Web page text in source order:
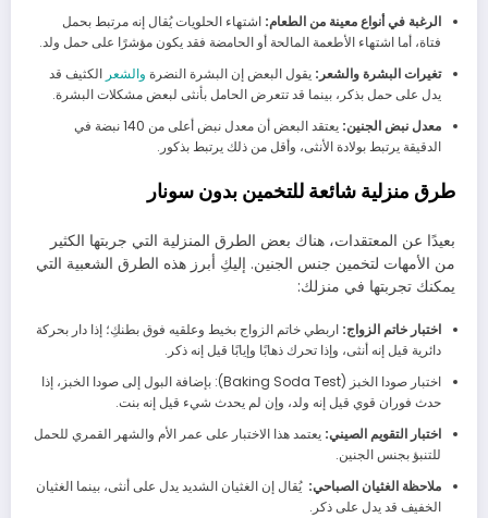
الرغبة في أنواع معينة من الطعام:اشتهاء الحلويات يُقال إنه مرتبط بحمل
فتاة، أما اشتهاء الأطعمة المالحة أو الحامضة فقد يكون مؤشرًا على حمل ولد.
تغيرات البشرة والشعر:يقول البعض إن البشرة النضرة والشعرالكثيف قد
يدل على حمل بذكر، بينما قد تتعرض الحامل بأنثى لبعض مشكلات البشرة.
معدل نبض الجنين:
يعتقد البعض أن معدل نبض أعلى من 140 نبضة في
الدقيقة يرتبط بولادة الأنثى، وأقل من ذلك يرتبط بذكور.
طرق منزلية شائعة للتخمين بدون سونار
بعيدًا عن المعتقدات، هناك بعض الطرق المنزلية التي جربتها الكثير
من الأمهات لتخمين جنس الجنين. إليكِ أبرز هذه الطرق الشعبية التي
يمكنك تجربتها في منزلك:
اختبار خاتم الزواج:اربطي خاتم الزواج بخيط وعلقيه فوق بطنكِ؛ إذا دار بحركة
دائرية قيل إنه أنثى، وإذا تحرك ذهابًا وإيابًا قيل إنه ذكر.
اختبار صودا الخبز (Baking Soda Test): بإضافة البول إلى صودا الخبز، إذا
حدث فوران قوي قيل إنه ولد، وإن لم يحدث شيء قيل إنه بنت.
اختبار التقويم الصيني: يعتمد هذا الاختبار على عمر الأم والشهر القمري للحمل
للتنبؤ بجنس الجنين.
ملاحظة الغثيان الصباحي:يُقال إن الغثيان الشديد يدل على أنثى، بينما الغثيان
الخفيف قد يدل على ذكر.